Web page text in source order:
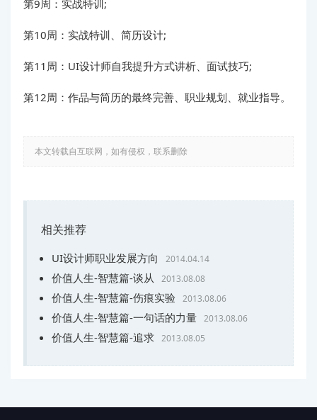
第9周：实战特训;
第10周：实战特训、简历设计;
第11周：UI设计师自我提升方式讲析、面试技巧;
第12周：作品与简历的最终完善、职业规划、就业指导。
本文转载自互联网，如有侵权，联系删除
相关推荐
UI设计师职业发展方向 2014.04.14
价值人生-智慧篇-谈从 2013.08.08
价值人生-智慧篇-伤痕实验 2013.08.06
价值人生-智慧篇-一句话的力量 2013.08.06
价值人生-智慧篇-追求 2013.08.05